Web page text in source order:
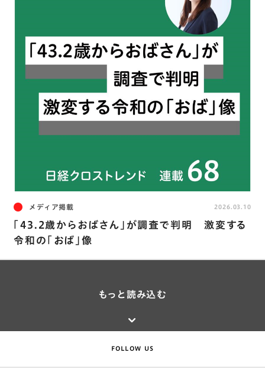
メディア掲載
「43.2歳からおばさん」が調査で判明 激変する
令和の「おば」像
2026.03.10
もっと読み込む
FOLLOW US